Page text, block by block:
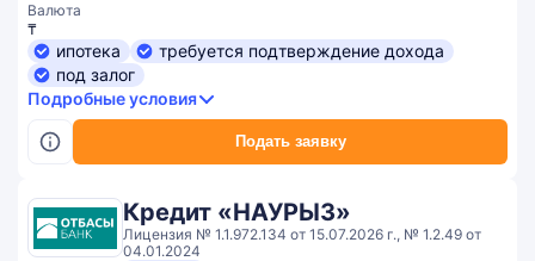
Подать заявку
Валюта
₸
ипотека
требуется подтверждение дохода
под залог
Подробные условия
Кредит «НАУРЫЗ»
Лицензия № 1.1.972.134 от 15.07.2026 г., № 1.2.49 от
04.01.2024